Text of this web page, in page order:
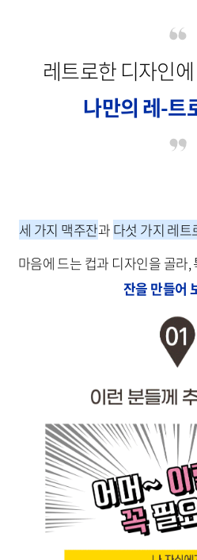
레트로한 디자인
나만의 레-트
세 가지 맥주잔과 다섯 가지 레트
마음에 드는 컵과 디자인을 골라,
잔을 만들어